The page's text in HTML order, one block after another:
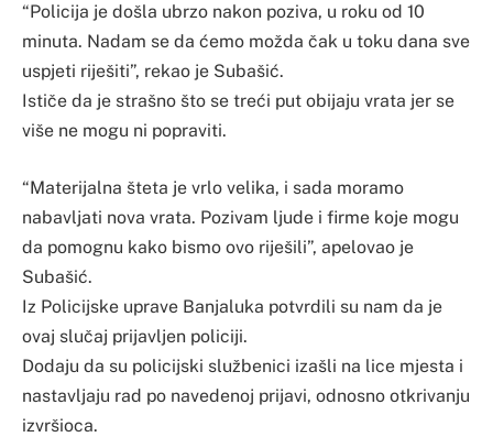
“Policija je došla ubrzo nakon poziva, u roku od 10
minuta. Nadam se da ćemo možda čak u toku dana sve
uspjeti riješiti”, rekao je Subašić.
Ističe da je strašno što se treći put obijaju vrata jer se
više ne mogu ni popraviti.
“Materijalna šteta je vrlo velika, i sada moramo
nabavljati nova vrata. Pozivam ljude i firme koje mogu
da pomognu kako bismo ovo riješili”, apelovao je
Subašić.
Iz Policijske uprave Banjaluka potvrdili su nam da je
ovaj slučaj prijavljen policiji.
Dodaju da su policijski službenici izašli na lice mjesta i
nastavljaju rad po navedenoj prijavi, odnosno otkrivanju
izvršioca.